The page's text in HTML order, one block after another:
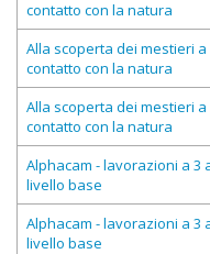
contatto con la natura
Alla scoperta dei mestieri a
contatto con la natura
Alla scoperta dei mestieri a
contatto con la natura
Alphacam - lavorazioni a 3
livello base
Alphacam - lavorazioni a 3
livello base